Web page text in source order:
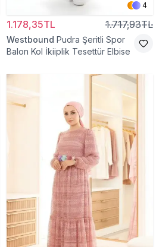
4
1.178,35TL 1.717,93TL
Westbound Pudra Şeritli Spor
Balon Kol İkiiplik Tesettür Elbise